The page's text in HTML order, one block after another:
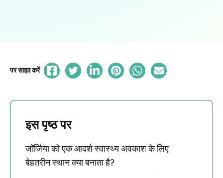
पर साझा करें
इस पृष्ठ पर
जॉर्जिया को एक आदर्श स्वास्थ्य अवकाश के लिए
बेहतरीन स्थान क्या बनाता है?